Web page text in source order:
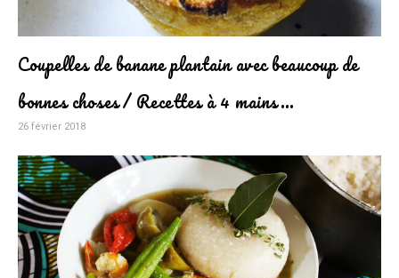
Coupelles de banane plantain avec beaucoup de
bonnes choses/ Recettes à 4 mains…
26 février 2018